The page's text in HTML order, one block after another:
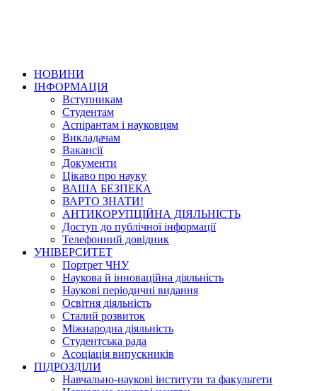
НОВИНИ
ІНФОРМАЦІЯ
Вступникам
Студентам
Аспірантам і науковцям
Викладачам
Вакансії
Документи
Цікаво про науку
ВАША БЕЗПЕКА
ВАРТО ЗНАТИ!
АНТИКОРУПЦІЙНА ДІЯЛЬНІСТЬ
Доступ до публічної інформації
Телефонний довідник
УНІВЕРСИТЕТ
Портрет ЧНУ
Наукова й інноваційна діяльність
Наукові періодичні видання
Освітня діяльність
Сталий розвиток
Міжнародна діяльність
Студентська рада
Асоціація випускників
ПІДРОЗДІЛИ
Навчально-наукові інститути та факультети